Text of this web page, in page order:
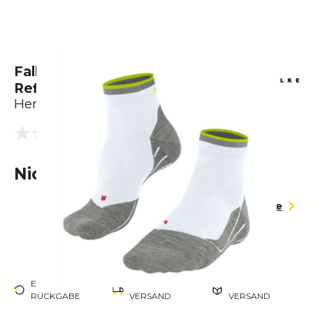
Falke RU 4 Endurance Short
Reflect
Herren
(0 Bewertungen)
Nicht lieferbar
Größentabelle
EINFACHE
RÜCKGABE
VERSAND
VERSAND